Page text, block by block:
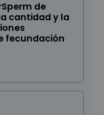
de
cantidad y la
fecundación